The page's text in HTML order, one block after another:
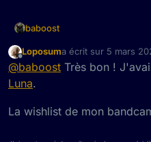
baboost
Ajout d'une petite
Cult of Luna -
des morceaux les
Hors-ligne
Loposuma écrit sur 5 mars
dernière édition par
@baboost Très bon !
Luna.
La wishlist de mon